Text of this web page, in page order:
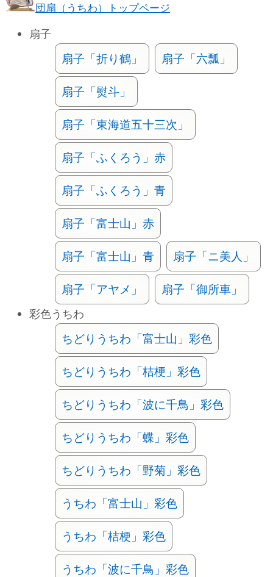
団扇（うちわ）トップページ
扇子
扇子「折り鶴」 扇子「六瓢」
扇子「熨斗」
扇子「東海道五十三次」
扇子「ふくろう」赤
扇子「ふくろう」青
扇子「富士山」赤
扇子「富士山」青 扇子「ニ美人」
扇子「アヤメ」 扇子「御所車」
彩色うちわ
ちどりうちわ「富士山」彩色
ちどりうちわ「桔梗」彩色
ちどりうちわ「波に千鳥」彩色
ちどりうちわ「蝶」彩色
ちどりうちわ「野菊」彩色
うちわ「富士山」彩色
うちわ「桔梗」彩色
うちわ「波に千鳥」彩色